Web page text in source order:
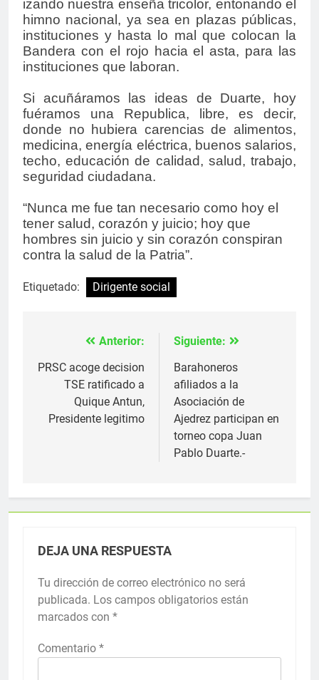
izando nuestra enseña tricolor, entonando el
himno nacional, ya sea en plazas públicas,
instituciones y hasta lo mal que colocan la
Bandera con el rojo hacia el asta, para las
instituciones que laboran.
Si acuñáramos las ideas de Duarte, hoy
fuéramos una Republica, libre, es decir,
donde no hubiera carencias de alimentos,
medicina, energía eléctrica, buenos salarios,
techo, educación de calidad, salud, trabajo,
seguridad ciudadana.
“Nunca me fue tan necesario como hoy el
tener salud, corazón y juicio; hoy que
hombres sin juicio y sin corazón conspiran
contra la salud de la Patria”.
Etiquetado: Dirigente social
Navegación
de
entradas
Anterior:
PRSC acoge decision
TSE ratificado a
Quique Antun,
Presidente legitimo
Siguiente:
Barahoneros
afiliados a la
Asociación de
Ajedrez participan en
torneo copa Juan
Pablo Duarte.-
DEJA UNA RESPUESTA
Tu dirección de correo electrónico no será
publicada. Los campos obligatorios están
marcados con *
Comentario *